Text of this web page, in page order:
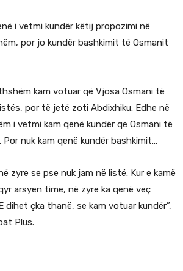
i vetmi kundër këtij propozimi në
por jo kundër bashkimit të Osmanit
kam votuar që Vjosa Osmani të
por të jetë zoti Abdixhiku. Edhe në
i vetmi kam qenë kundër që Osmani të
nuk kam qenë kundër bashkimit…
zyre se pse nuk jam në listë. Kur e kamë
arsyen time, në zyre ka qenë veç
dihet çka thanë, se kam votuar kundër”,
Plus.